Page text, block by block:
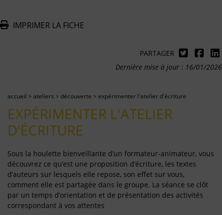
IMPRIMER LA FICHE
PARTAGER
Dernière mise à jour : 16/01/2026
accueil > ateliers > découverte > expérimenter l'atelier d'écriture
EXPÉRIMENTER L'ATELIER
D'ÉCRITURE
Sous la houlette bienveillante d’un formateur-animateur, vous
découvrez ce qu’est une proposition d’écriture, les textes
d’auteurs sur lesquels elle repose, son effet sur vous,
comment elle est partagée dans le groupe. La séance se clôt
par un temps d’orientation et de présentation des activités
correspondant à vos attentes